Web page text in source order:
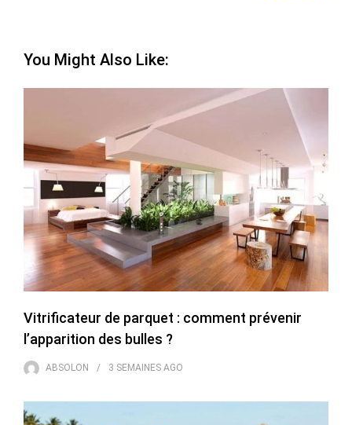
You Might Also Like:
Vitrificateur de parquet : comment prévenir
l’apparition des bulles ?
ABSOLON 3 SEMAINES AGO